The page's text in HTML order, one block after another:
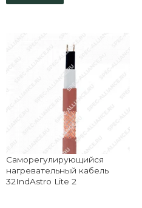
Саморегулирующийся
нагревательный кабель
32IndAstro Lite 2